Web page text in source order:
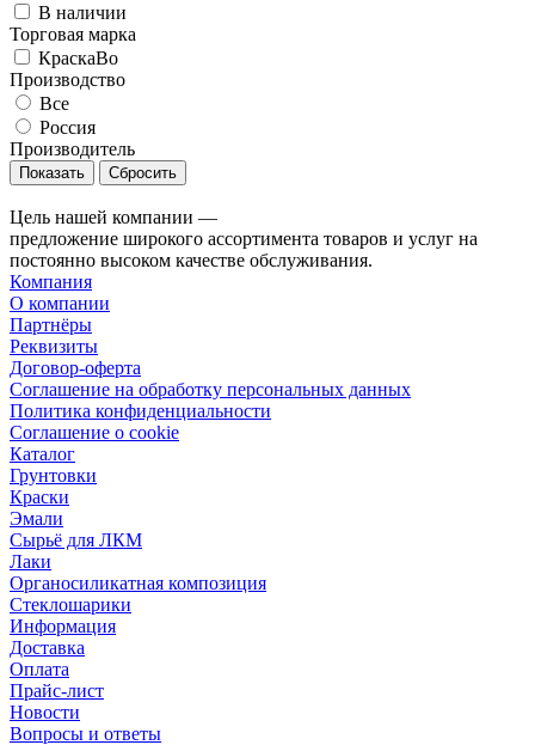
В наличии
Торговая марка
КраскаВо
Производство
Все
Россия
Производитель
Сбросить
Цель нашей компании —
предложение широкого ассортимента товаров и услуг на
постоянно высоком качестве обслуживания.
Компания
О компании
Партнёры
Реквизиты
Договор-оферта
Соглашение на обработку персональных данных
Политика конфиденциальности
Соглашение о cookie
Каталог
Грунтовки
Краски
Эмали
Сырьё для ЛКМ
Лаки
Органосиликатная композиция
Стеклошарики
Информация
Доставка
Оплата
Прайс-лист
Новости
Вопросы и ответы